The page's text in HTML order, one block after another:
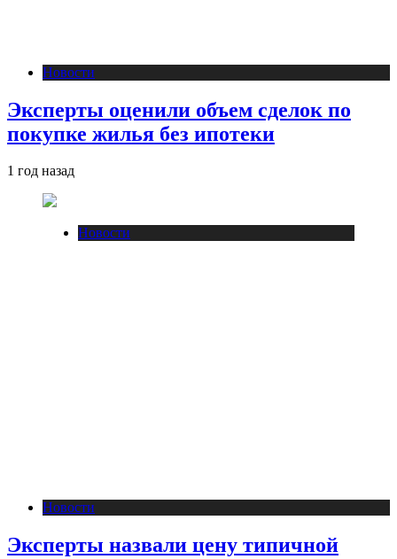
Новости
Эксперты оценили объем сделок по
покупке жилья без ипотеки
1 год назад
Новости
Новости
Эксперты назвали цену типичной